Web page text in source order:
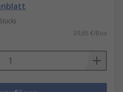
39,65 €/Box